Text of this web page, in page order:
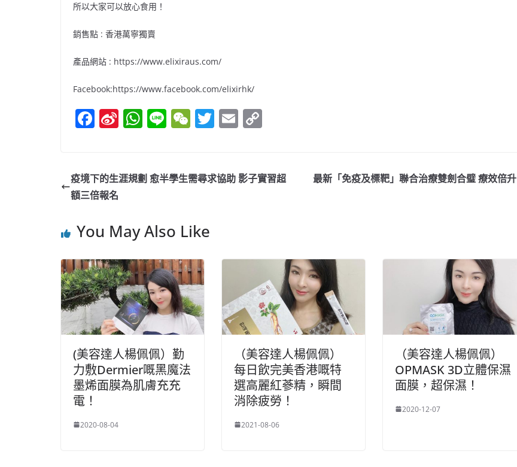
所以大家可以放心食用！
銷售點 : 香港萬寧獨賣
產品網站 : https://www.elixiraus.com/
Facebook:https://www.facebook.com/elixirhk/
F
e
b
o
k
Si
W
o
W
s
p
Li W
h
T
er
E
l y
疫境下的生涯規劃 愈半學生需尋求協助 影子實習超
額三倍報名
最新「免疫及標靶」聯合治療雙劍合璧 療效倍升
You May Also Like
(美容達人楊佩佩）勤
力敷Dermier嘅黑魔法
墨烯面膜為肌膚充充
電！
2020-08-04
（美容達人楊佩佩）
每日飲完美香港嘅特
選高麗紅蔘精，瞬間
消除疲勞！
2021-08-06
（美容達人楊佩佩）
OPMASK 3D立體保濕
面膜，超保濕！
2020-12-07